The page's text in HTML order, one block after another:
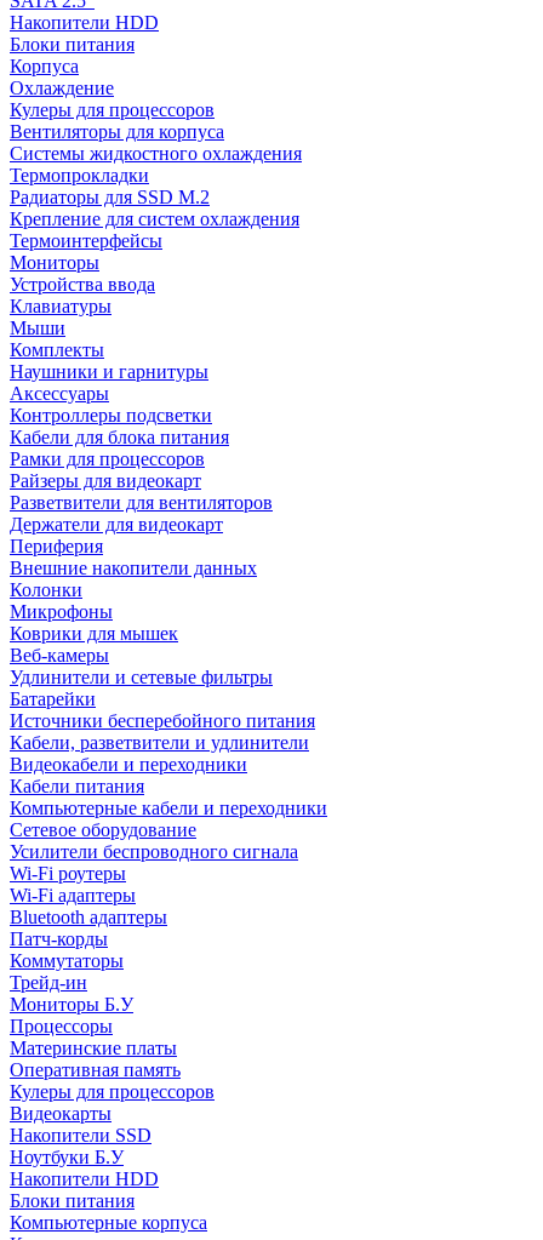
Накопители HDD
Блоки питания
Корпуса
Охлаждение
Кулеры для процессоров
Вентиляторы для корпуса
Системы жидкостного охлаждения
Термопрокладки
Радиаторы для SSD M.2
Крепление для систем охлаждения
Термоинтерфейсы
Мониторы
Устройства ввода
Клавиатуры
Мыши
Комплекты
Наушники и гарнитуры
Аксессуары
Контроллеры подсветки
Кабели для блока питания
Рамки для процессоров
Райзеры для видеокарт
Разветвители для вентиляторов
Держатели для видеокарт
Периферия
Внешние накопители данных
Колонки
Микрофоны
Коврики для мышек
Веб-камеры
Удлинители и сетевые фильтры
Батарейки
Источники бесперебойного питания
Кабели, разветвители и удлинители
Видеокабели и переходники
Кабели питания
Компьютерные кабели и переходники
Сетевое оборудование
Усилители беспроводного сигнала
Wi-Fi роутеры
Wi-Fi адаптеры
Bluetooth адаптеры
Патч-корды
Коммутаторы
Трейд-ин
Мониторы Б.У
Процессоры
Материнские платы
Оперативная память
Кулеры для процессоров
Видеокарты
Накопители SSD
Ноутбуки Б.У
Накопители HDD
Блоки питания
Компьютерные корпуса